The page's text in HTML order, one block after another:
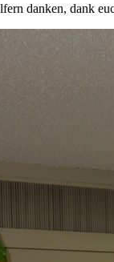
danken, dank